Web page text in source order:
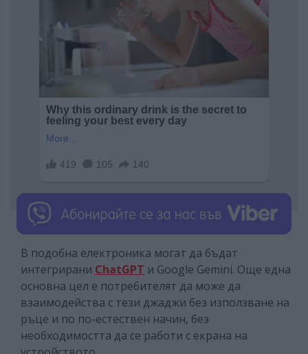
В подобна електроника могат да бъдат
интегрирани ChatGPT и Google Gemini. Още една
основна цел е потребителят да може да
взаимодейства с тези джаджи без използване на
ръце и по по-естествен начин, без
необходимостта да се работи с екрана на